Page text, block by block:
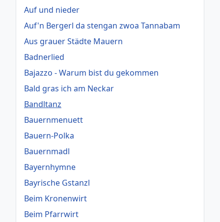
Auf und nieder
Auf'n Bergerl da stengan zwoa Tannabam
Aus grauer Städte Mauern
Badnerlied
Bajazzo - Warum bist du gekommen
Bald gras ich am Neckar
Bandltanz
Bauernmenuett
Bauern-Polka
Bauernmadl
Bayernhymne
Bayrische Gstanzl
Beim Kronenwirt
Beim Pfarrwirt